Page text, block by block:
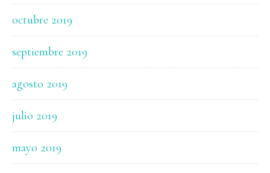
octubre 2019
septiembre 2019
agosto 2019
julio 2019
mayo 2019